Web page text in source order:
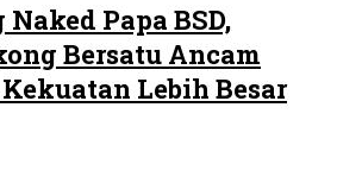
Papa BSD,
Bersatu Ancam
Lebih Besar